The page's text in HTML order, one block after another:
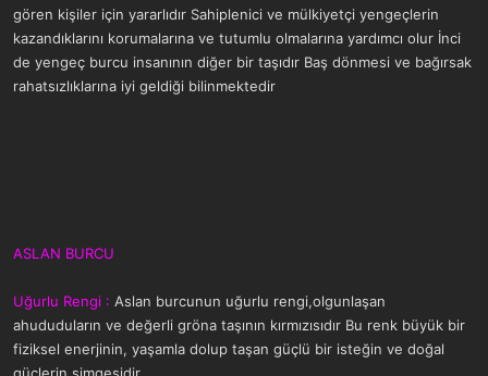
gören kişiler için yararlıdır Sahiplenici ve mülkiyetçi yengeçlerin
kazandıklarını korumalarına ve tutumlu olmalarına yardımcı olur İnci
de yengeç burcu insanının diğer bir taşıdır Baş dönmesi ve bağırsak
rahatsızlıklarına iyi geldiği bilinmektedir
ASLAN BURCU
Uğurlu Rengi : Aslan burcunun uğurlu rengi,olgunlaşan
ahududuların ve değerli gröna taşının kırmızısıdır Bu renk büyük bir
fiziksel enerjinin, yaşamla dolup taşan güçlü bir isteğin ve doğal